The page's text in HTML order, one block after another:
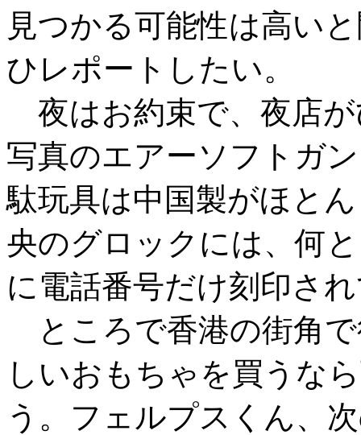
見つかる可能性は高い
ひレポートしたい。
夜はお約束で、夜店
写真のエアーソフトガ
駄玩具は中国製がほと
央のグロックには、何
に電話番号だけ刻印さ
ところで香港の街角
しいおもちゃを買うな
う。フェルプスくん、